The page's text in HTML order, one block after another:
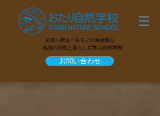
未来へ贈る一生モノの原体験を
地域の自然と暮らしに学ぶ自然学校
お問い合わせ